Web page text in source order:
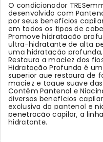
O condicionador
desenvolvido com
por seus benefícios
em todos os tipos de
Promove hidratação
ultra-hidratante de alta
uma hidratação
Restaura a maciez dos
Hidratação Profunda é
superior que restaura de
maciez e toque suave
Contém Pantenol e
diversos benefícios
exclusiva do pantenol e
penetração capilar, a
hidratante.